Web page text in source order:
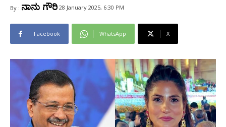
By : ನಾನು ಗೌರಿ 28 January 2025, 6:30 PM
Facebook WhatsApp X